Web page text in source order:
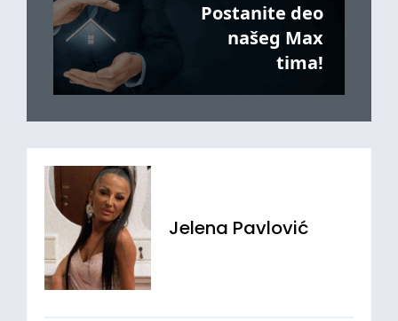
Postanite deo
našeg Max
tima!
Jelena Pavlović